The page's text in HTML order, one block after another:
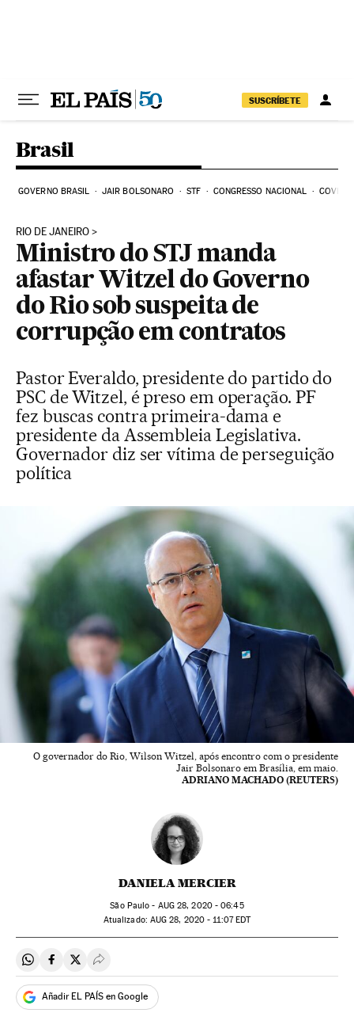
SUSCRÍBETE
Brasil
GOVERNO BRASIL JAIR BOLSONARO STF CONGRESSO NACIONAL COVID-
RIO DE JANEIRO
Ministro do STJ manda
afastar Witzel do Governo
do Rio sob suspeita de
corrupção em contratos
Pastor Everaldo, presidente do partido do
PSC de Witzel, é preso em operação. PF
fez buscas contra primeira-dama e
presidente da Assembleia Legislativa.
Governador diz ser vítima de perseguição
política
O governador do Rio, Wilson Witzel, após encontro com o presidente
Jair Bolsonaro em Brasília, em maio.
ADRIANO MACHADO (REUTERS)
DANIELA MERCIER
São Paulo - AUG28, 2020 - 06:45
atualizado: AUG 28, 2020 - 11:07EDT
Compartir en Whatsapp
Compartir en Facebook
Compartir en Twitter
Desplegar Redes Sociales
Añadir EL PAÍS en Google